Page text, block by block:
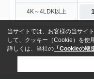
4K～4LDK以上
当サイトでは、お客様の当サイ
して、クッキー（Cookie）を使
詳しくは、当社の 「Cookieの取